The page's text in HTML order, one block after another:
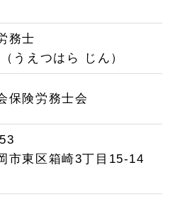
務士
うえつはら じん）
保険労務士会
市東区箱崎3丁目15-14